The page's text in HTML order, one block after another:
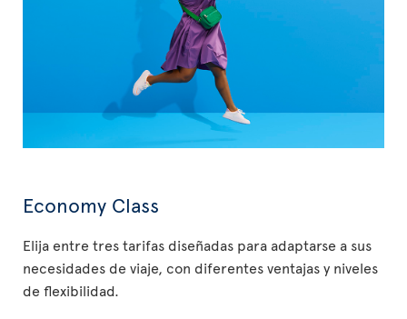
Economy Class
Elija entre tres tarifas diseñadas para adaptarse a sus
necesidades de viaje, con diferentes ventajas y niveles
de flexibilidad.